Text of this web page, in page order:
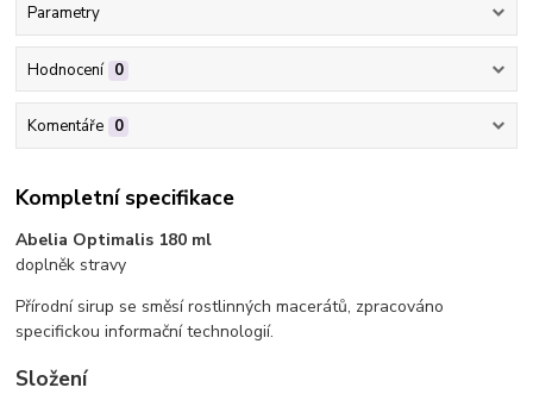
Parametry
Hodnocení 0
Komentáře 0
Kompletní specifikace
Abelia Optimalis 180 ml
doplněk stravy
Přírodní sirup se směsí rostlinných macerátů, zpracováno
specifickou informační technologií.
Složení